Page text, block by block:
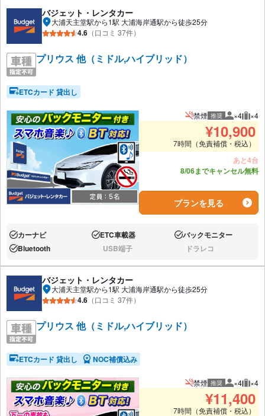
バジェット・レンタカー
大浦天主堂駅から1駅 大浦海岸通駅から徒歩25分
4.6 （口コミ 37件）
プリウス 他（ミドル,ハイブリッド）
ETCカード 貸出し
禁煙 推奨 推奨人数
×4 推
×4
¥10,900
7時間（免責補償・税込）
あと4台
8/06までキャンセル無料
プランを見る
あり:カーナビ あり:ETC車載器 あり:バックモニター
あり:Bluetooth なし:USB端子 なし:ドラレコ
バジェット・レンタカー
大浦天主堂駅から1駅 大浦海岸通駅から徒歩25分
4.6 （口コミ 37件）
プリウス 他（ミドル,ハイブリッド）
ETCカード 貸出し NOC補償込み
禁煙 推奨 推奨人数
×4 推
×4
¥11,400
7時間（免責補償・税込）